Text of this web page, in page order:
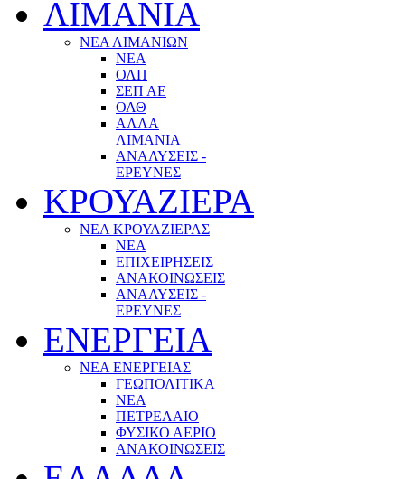
ΛΙΜΑΝΙΑ
ΝΕΑ ΛΙΜΑΝΙΩΝ
ΝΕΑ
ΟΛΠ
ΣΕΠ ΑΕ
ΟΛΘ
ΑΛΛΑ
ΛΙΜΑΝΙΑ
ΑΝΑΛΥΣΕΙΣ -
ΕΡΕΥΝΕΣ
ΚΡΟΥΑΖΙΕΡΑ
ΝΕΑ ΚΡΟΥΑΖΙΕΡΑΣ
NEA
ΕΠΙΧΕΙΡΗΣΕΙΣ
ΑΝΑΚΟΙΝΩΣΕΙΣ
ΑΝΑΛΥΣΕΙΣ -
ΕΡΕΥΝΕΣ
ΕΝΕΡΓΕΙΑ
ΝΕΑ ΕΝΕΡΓΕΙΑΣ
ΓΕΩΠΟΛΙΤΙΚΑ
ΝΕΑ
ΠΕΤΡΕΛΑΙΟ
ΦΥΣΙΚΟ ΑΕΡΙΟ
ΑΝΑΚΟΙΝΩΣΕΙΣ